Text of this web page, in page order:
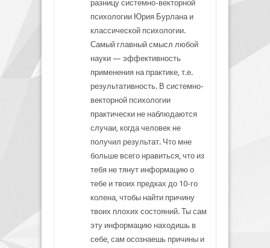
разницу системно-векторной
психологии Юрия Бурлана и
классической психологии.
Самый главный смысл любой
науки — эффективность
применения на практике, т.е.
результативность. В системно-
векторной психологии
практически не наблюдаются
случаи, когда человек не
получил результат. Что мне
больше всего нравиться, что из
тебя не тянут информацию о
тебе и твоих предках до 10-го
колена, чтобы найти причину
твоих плохих состояний. Ты сам
эту информацию находишь в
себе, сам осознаешь причины и